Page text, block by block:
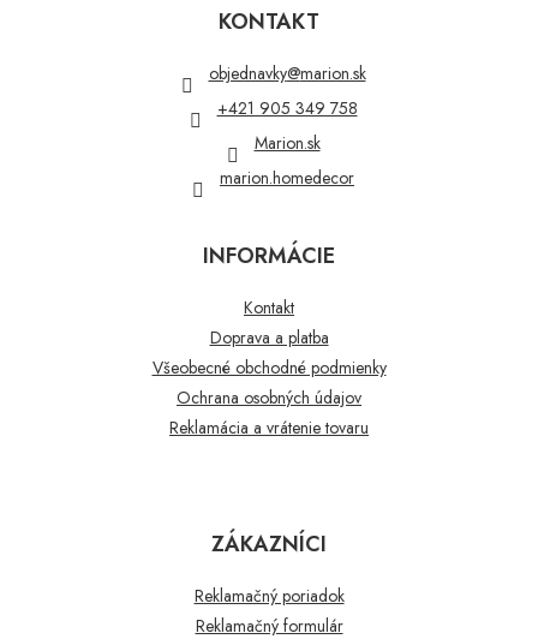
KONTAKT
objednavky@marion.sk
+421 905 349 758
Marion.sk
marion.homedecor
INFORMÁCIE
Kontakt
Doprava a platba
Všeobecné obchodné podmienky
Ochrana osobných údajov
Reklamácia a vrátenie tovaru
ZÁKAZNÍCI
Reklamačný poriadok
Reklamačný formulár